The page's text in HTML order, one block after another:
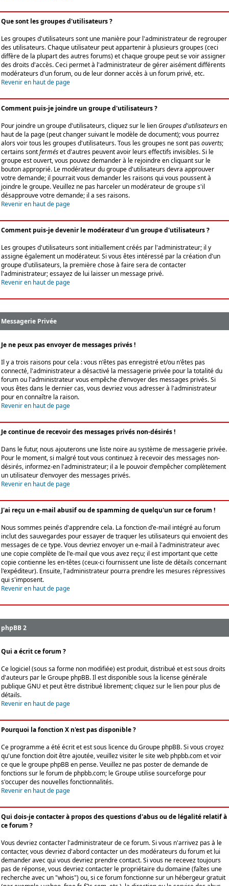
Que sont les groupes d'utilisateurs ?
Les groupes d'utilisateurs sont une manière pour l'administrateur de regrouper
des utilisateurs. Chaque utilisateur peut appartenir à plusieurs groupes (ceci
diffère de la plupart des autres forums) et chaque groupe peut se voir assigner
des droits d'accès. Ceci permet à l'administrateur de gérer aisément différents
modérateurs d'un forum, ou de leur donner accès à un forum privé, etc.
Revenir en haut de page
Comment puis-je joindre un groupe d'utilisateurs ?
Pour joindre un groupe d'utilisateurs, cliquez sur le lienGroupes d'utilisateursen
haut de la page (peut changer suivant le modèle de document); vous pourrez
alors voir tous les groupes d'utilisateurs. Tous les groupes ne sont pasouverts;
certains sontferméset d'autres peuvent avoir leurs effectifs invisibles. Si le
groupe est ouvert, vous pouvez demander à le rejoindre en cliquant sur le
bouton approprié. Le modérateur du groupe d'utilisateurs devra approuver
votre demande; il pourrait vous demander les raisons qui vous poussent à
joindre le groupe. Veuillez ne pas harceler un modérateur de groupe s'il
désapprouve votre demande; il a ses raisons.
Revenir en haut de page
Comment puis-je devenir le modérateur d'un groupe d'utilisateurs ?
Les groupes d'utilisateurs sont initiallement créés par l'administrateur; il y
assigne également un modérateur. Si vous êtes intéressé par la création d'un
groupe d'utilisateurs, la première chose à faire sera de contacter
l'administrateur; essayez de lui laisser un message privé.
Revenir en haut de page
Messagerie Privée
Je ne peux pas envoyer de messages privés !
Il y a trois raisons pour cela : vous n'êtes pas enregistré et/ou n'êtes pas
connecté, l'administrateur a désactivé la messagerie privée pour la totalité du
forum ou l'administrateur vous empêche d'envoyer des messages privés. Si
vous êtes dans le dernier cas, vous devriez vous adresser à l'administrateur
pour en connaître la raison.
Revenir en haut de page
Je continue de recevoir des messages privés non-désirés !
Dans le futur, nous ajouterons une liste noire au système de messagerie privée.
Pour le moment, si malgré tout vous continuez à recevoir des messages non-
désirés, informez-en l'administrateur; il a le pouvoir d'empêcher complètement
un utilisateur d'envoyer des messages privés.
Revenir en haut de page
J'ai reçu un e-mail abusif ou de spamming de quelqu'un sur ce forum !
Nous sommes peinés d'apprendre cela. La fonction d'e-mail intégré au forum
inclut des sauvegardes pour essayer de traquer les utilisateurs qui envoient des
messages de ce type. Vous devriez envoyer un e-mail à l'administrateur avec
une copie complète de l'e-mail que vous avez reçu; il est important que cette
copie contienne les en-têtes (ceux-ci fournissent une liste de détails concernant
l'expéditeur). Ensuite, l'administrateur pourra prendre les mesures répressives
qui s'imposent.
Revenir en haut de page
phpBB 2
Qui a écrit ce forum ?
Ce logiciel (sous sa forme non modifiée) est produit, distribué et est sous droits
d'auteurs par leGroupe phpBB. Il est disponible sous la license générale
publique GNU et peut être distribué librement; cliquez sur le lien pour plus de
détails.
Revenir en haut de page
Pourquoi la fonction X n'est pas disponible ?
Ce programme a été écrit et est sous licence du Groupe phpBB. Si vous croyez
qu'une fonction doit être ajoutée, veuillez visiter le site web phpbb.com et voir
ce que le groupe phpBB en pense. Veuillez ne pas poster de demande de
fonctions sur le forum de phpbb.com; le Groupe utilise sourceforge pour
s'occuper des nouvelles fonctionnalités.
Revenir en haut de page
Qui dois-je contacter à propos des questions d'abus ou de légalité relatif à
ce forum ?
Vous devriez contacter l'administrateur de ce forum. Si vous n'arrivez pas à le
contacter, vous devriez d'abord contacter un des modérateurs du forum et lui
demander avec qui vous devriez prendre contact. Si vous ne recevez toujours
pas de réponse, vous devriez contacter le propriétaire du domaine (faîtes une
recherche avec un "whois") ou, si ce forum fonctionne sur un hébergeur gratuit